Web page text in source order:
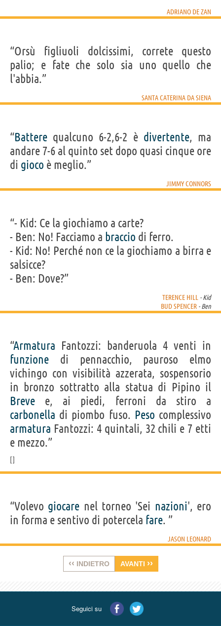
ADRIANO DE ZAN
“Orsù figliuoli dolcissimi, correte questo
palio; e fate che solo sia uno quello che
l'abbia.”
SANTA CATERINA DA SIENA
“Battere qualcuno 6-2,6-2 è divertente, ma
andare 7-6 al quinto set dopo quasi cinque ore
di gioco è meglio.”
JIMMY CONNORS
“- Kid: Ce la giochiamo a carte?
- Ben: No! Facciamo a braccio di ferro.
- Kid: No! Perché non ce la giochiamo a birra e
salsicce?
- Ben: Dove?”
TERENCE HILL - Kid
BUD SPENCER - Ben
“Armatura Fantozzi: banderuola 4 venti in
funzione di pennacchio, pauroso elmo
vichingo con visibilità azzerata, sospensorio
in bronzo sottratto alla statua di Pipino il
Breve e, ai piedi, ferroni da stiro a
carbonella di piombo fuso. Peso complessivo
armatura Fantozzi: 4 quintali, 32 chili e 7 etti
e mezzo.”
“Volevo giocare nel torneo 'Sei nazioni', ero
in forma e sentivo di potercela fare. ”
JASON LEONARD
‹‹ INDIETRO AVANTI ››
Seguici su